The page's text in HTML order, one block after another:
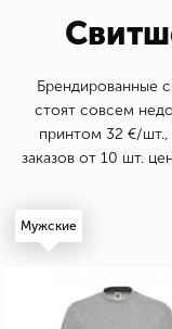
Брендированные
стоят совсем
принтом 32 €/шт.,
заказов от 10 шт.
Мужские